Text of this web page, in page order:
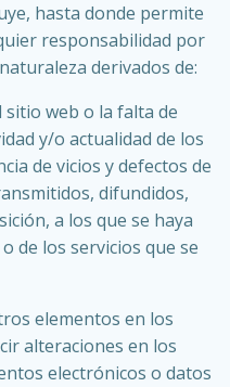
hasta donde permite
responsabilidad por
derivados de:
sitio web o la falta de
y/o actualidad de los
de vicios y defectos de
difundidos,
a los que se haya
de los servicios que se
elementos en los
alteraciones en los
electrónicos o datos